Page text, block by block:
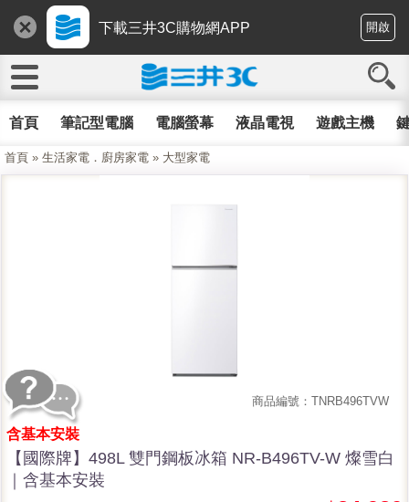
下載三井3C購物網APP 開啟
首頁 筆記型電腦 電腦螢幕 液晶電視 遊戲主機
首頁 » 生活家電．廚房家電 » 大型家電
商品編號：TNRB496TVW
含基本安裝
【國際牌】498L 雙門鋼板冰箱 NR-B496TV-W 燦雪白
｜含基本安裝